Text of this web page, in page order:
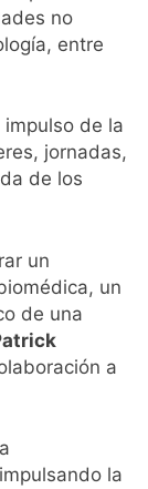
no
entre
de la
jornadas,
de los
un
un
de una
a
la